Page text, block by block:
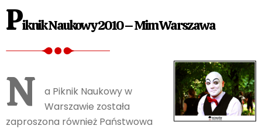
Piknik Naukowy 2010 – Mim Warszawa
N
a Piknik Naukowy w
Warszawie została
zaproszona również Państwowa